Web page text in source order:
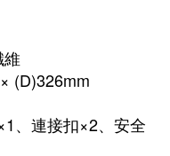
(D)326mm
、連接扣×2、安全